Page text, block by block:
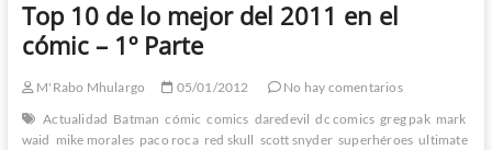
del
2011
en
cómic
2º
Top 10 de lo mejor del 2011 en el
cómic – 1º Parte
M'Rabo Mhulargo 05/01/2012
No hay comentarios
Actualidad Batman cómic comics daredevil dc comics greg pak mark
waid mike morales paco roca red skull scott snyder superhéroes ultimate